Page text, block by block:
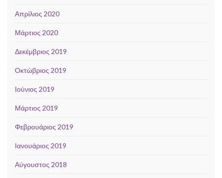
Απρίλιος 2020
Μάρτιος 2020
Δεκέμβριος 2019
Οκτώβριος 2019
Ιούνιος 2019
Μάρτιος 2019
Φεβρουάριος 2019
Ιανουάριος 2019
Αύγουστος 2018